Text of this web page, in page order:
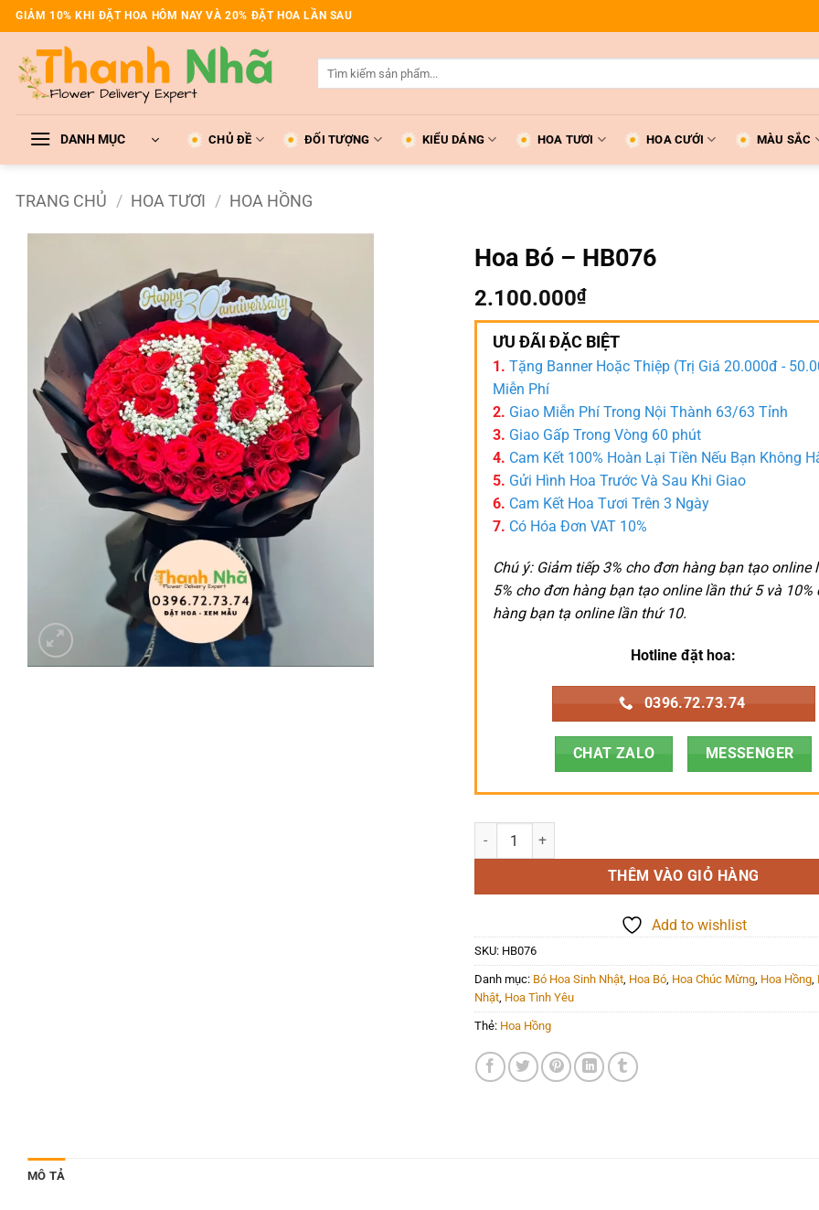
Bỏ
qua
dung
GIẢM 10% KHI ĐẶT HOA HÔM NAY VÀ 20% ĐẶT HOA LẦN SAU
DANH MỤC CHỦ ĐỀ ĐỐI TƯỢNG KIỂU DÁNG HOA TƯƠI HOA CƯỚI MÀU SẮC
TRANG CHỦ / HOA TƯƠI / HOA HỒNG
wishlist
Hoa Bó – HB076
2.100.000₫
ƯU ĐÃI ĐẶC BIỆT
1. Tặng Banner Hoặc Thiệp (Trị Giá 20.000đ -
Miễn Phí
2. Giao Miễn Phí Trong Nội Thành 63/63 Tỉnh
3. Giao Gấp Trong Vòng 60 phút
4. Cam Kết 100% Hoàn Lại Tiền Nếu Bạn Không
5. Gửi Hình Hoa Trước Và Sau Khi Giao
6. Cam Kết Hoa Tươi Trên 3 Ngày
7. Có Hóa Đơn VAT 10%
Chú ý: Giảm tiếp 3% cho đơn hàng bạn tạo online
5% cho đơn hàng bạn tạo online lần thứ 5 và 10%
hàng bạn tạ online lần thứ 10.
Hotline đặt hoa:
0396.72.73.74
CHAT ZALO MESSENGER
Hoa Bó - HB076 số lượng
THÊM VÀO GIỎ HÀNG
Add to wishlist
SKU: HB076
Danh mục: Bó Hoa Sinh Nhật, Hoa Bó, Hoa Chúc Mừng, Hoa Hồng,
Nhật, Hoa Tình Yêu
Thẻ: Hoa Hồng
MÔ TẢ